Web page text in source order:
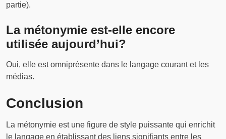
partie).
La métonymie est-elle encore
utilisée aujourd’hui?
Oui, elle est omniprésente dans le langage courant et les
médias.
Conclusion
La métonymie est une figure de style puissante qui enrichit
le langage en établissant des liens signifiants entre les